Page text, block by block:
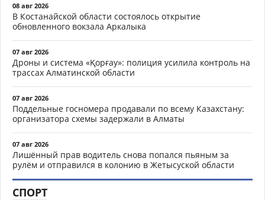
08 авг 2026
В Костанайской области состоялось открытие
обновленного вокзала Аркалыка
07 авг 2026
Дроны и система «Қорғау»: полиция усилила контроль на
трассах Алматинской области
07 авг 2026
Поддельные госномера продавали по всему Казахстану:
организатора схемы задержали в Алматы
07 авг 2026
Лишённый прав водитель снова попался пьяным за
рулём и отправился в колонию в Жетысуской области
СПОРТ